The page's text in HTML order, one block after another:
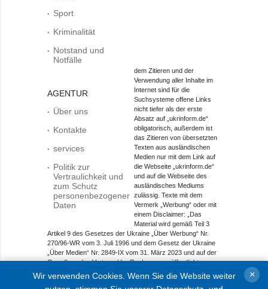
Sport
Kriminalität
Notstand und
Notfälle
AGENTUR
Über uns
Kontakte
services
Politik zur
Vertraulichkeit und
zum Schutz
personenbezogener
Daten
dem Zitieren und der
Verwendung aller Inhalte im
Internet sind für die
Suchsysteme offene Links
nicht tiefer als der erste
Absatz auf „ukrinform.de“
obligatorisch, außerdem ist
das Zitieren von übersetzten
Texten aus ausländischen
Medien nur mit dem Link auf
die Webseite „ukrinform.de“
und auf die Webseite des
ausländisches Mediums
zulässig. Texte mit dem
Vermerk „Werbung“ oder mit
einem Disclaimer: „Das
Material wird gemäß Teil 3
Artikel 9 des Gesetzes der Ukraine „Über Werbung“ Nr.
270/96-WR vom 3. Juli 1996 und dem Gesetz der Ukraine
„Über Medien“ Nr. 2849-IX vom 31. März 2023 und auf der
Grundlage des Vertrags/der Rechnung veröffentlicht.
Objekt im Bereich Onlinemedien; Medien-ID R40-01421.
Wir verwenden Cookies. Wenn Sie die Website weiter
×